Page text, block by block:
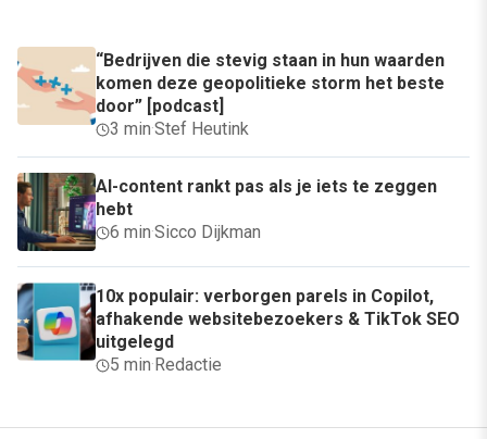
“Bedrijven die stevig staan in hun waarden
komen deze geopolitieke storm het beste
door” [podcast]
3 min·Stef Heutink
AI-content rankt pas als je iets te zeggen
hebt
6 min·Sicco Dijkman
10x populair: verborgen parels in Copilot,
afhakende websitebezoekers & TikTok SEO
uitgelegd
5 min·Redactie